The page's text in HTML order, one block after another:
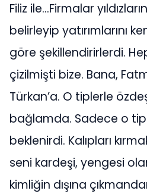
Filiz ile…Firmalar
belirleyip yatırımlarını
göre şekillendirirlerdi.
çizilmişti bize. Bana,
Türkan’a. O tiplerle
bağlamda. Sadece o
beklenirdi. Kalıpları
seni kardeşi, yengesi
kimliğin dışına